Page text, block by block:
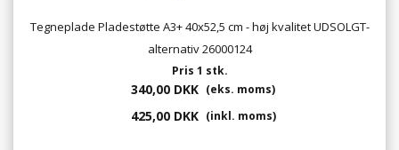
Tegneplade Pladestøtte A3+ 40x52,5 cm - høj kvalitet UDSOLGT-
alternativ 26000124
Pris 1 stk.
340,00 DKK (eks. moms)
425,00 DKK (inkl. moms)